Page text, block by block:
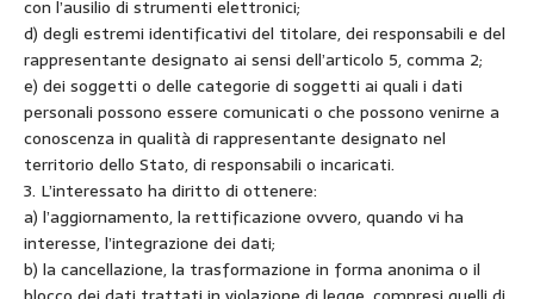
con l’ausilio di strumenti elettronici;
d) degli estremi identificativi del titolare, dei responsabili e del
rappresentante designato ai sensi dell’articolo 5, comma 2;
e) dei soggetti o delle categorie di soggetti ai quali i dati
personali possono essere comunicati o che possono venirne a
conoscenza in qualità di rappresentante designato nel
territorio dello Stato, di responsabili o incaricati.
3. L’interessato ha diritto di ottenere:
a) l’aggiornamento, la rettificazione ovvero, quando vi ha
interesse, l’integrazione dei dati;
b) la cancellazione, la trasformazione in forma anonima o il